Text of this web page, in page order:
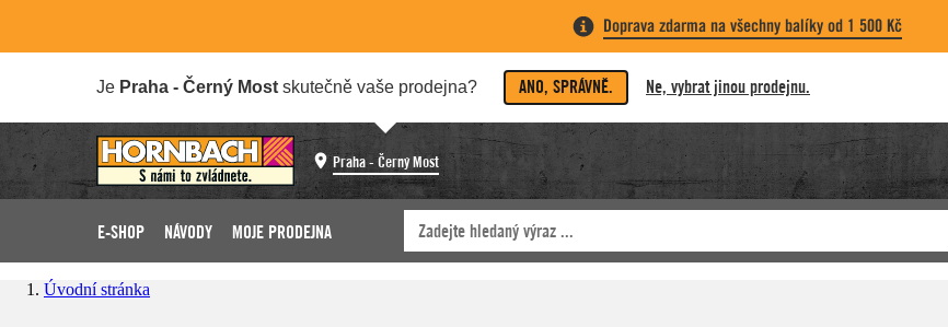
Doprava zdarma na všechny balíky od 1 500 Kč
Je Praha - Černý Most skutečně vaše prodejna? ANO, SPRÁVNĚ. Ne, vybrat jinou prodejnu.
Praha - Černý Most
E-SHOP NÁVODY MOJE PRODEJNA
Úvodní stránka